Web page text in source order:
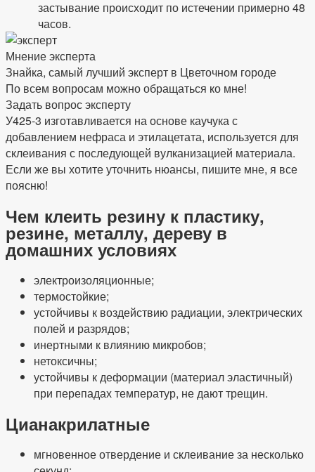
застывание происходит по истечении примерно 48
часов.
Мнение эксперта
Знайка, самый лучший эксперт в Цветочном городе
По всем вопросам можно обращаться ко мне!
Задать вопрос эксперту
У425-3 изготавливается на основе каучука с
добавлением нефраса и этилацетата, используется для
склеивания с последующей вулканизацией материала.
Если же вы хотите уточнить нюансы, пишите мне, я все
поясню!
Чем клеить резину к пластику,
резине, металлу, дереву в
домашних условиях
электроизоляционные;
термостойкие;
устойчивы к воздействию радиации, электрических
полей и разрядов;
инертными к влиянию микробов;
нетоксичны;
устойчивы к деформации (материал эластичный)
при перепадах температур, не дают трещин.
Цианакрилатные
мгновенное отвердение и склеивание за несколько